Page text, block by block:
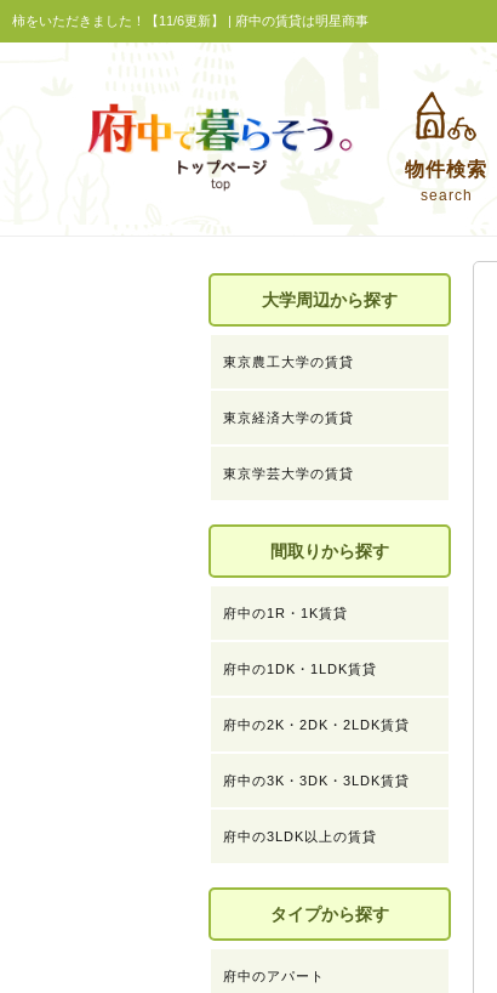
柿をいただきました！【11/6更新】 | 府中の賃貸は明星商事
物件検索
search
大学周辺から探す
東京農工大学の賃貸
東京経済大学の賃貸
東京学芸大学の賃貸
間取りから探す
府中の1R・1K賃貸
府中の1DK・1LDK賃貸
府中の2K・2DK・2LDK賃貸
府中の3K・3DK・3LDK賃貸
府中の3LDK以上の賃貸
タイプから探す
府中のアパート